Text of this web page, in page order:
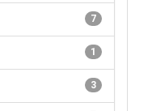
7
1
3